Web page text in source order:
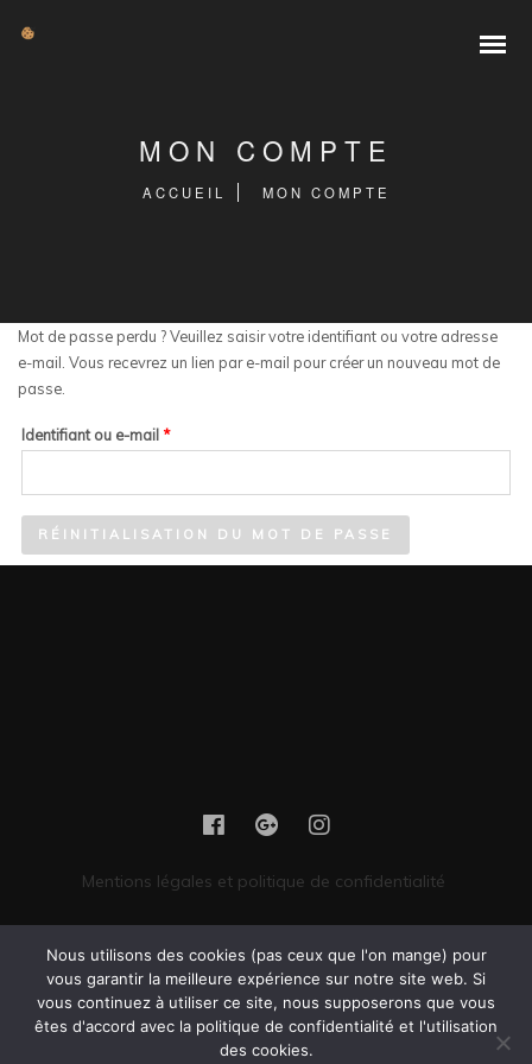
MON COMPTE
ACCUEIL MON COMPTE
Mot de passe perdu ? Veuillez saisir votre identifiant ou votre adresse
e-mail. Vous recevrez un lien par e-mail pour créer un nouveau mot de
passe.
Identifiant ou e-mail *Obligatoire
RÉINITIALISATION DU MOT DE PASSE
Mentions légales et politique de confidentialité
Photographies :LA MEUTEsurFacebook etInstagram
Vous êtes encore là ? Il serait peut-être temps de passer commande.
Nous utilisons des cookies (pas ceux que l'on mange) pour
vous garantir la meilleure expérience sur notre site web. Si
vous continuez à utiliser ce site, nous supposerons que vous
êtes d'accord avec la politique de confidentialité et l'utilisation
des cookies.